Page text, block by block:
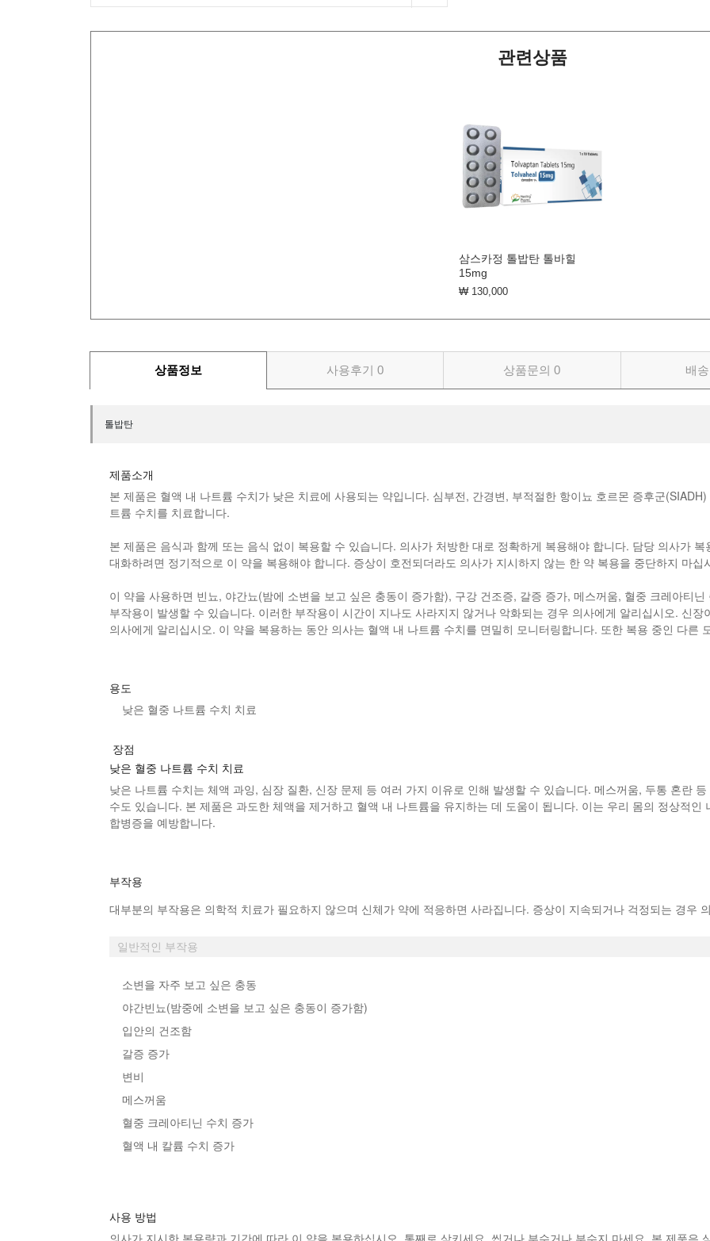
관련상품
삼스카정 톨밥탄 톨바힐
15mg
₩ 130,000
상품정보 사용후기0 상품문의0 배
톨밥탄
제품소개
본 제품은 혈액 내 나트륨 수치가 낮은 치료에 사용되는 약입니다. 심부전, 간경변, 부적절한 항이뇨 호르몬 증후군
트륨 수치를 치료합니다.
본 제품은 음식과 함께 또는 음식 없이 복용할 수 있습니다. 의사가 처방한 대로 정확하게 복용해야 합니다. 담당 의사가
대화하려면 정기적으로 이 약을 복용해야 합니다. 증상이 호전되더라도 의사가 지시하지 않는 한 약 복용을 중단하지 마십
이 약을 사용하면 빈뇨, 야간뇨(밤에 소변을 보고 싶은 충동이 증가함), 구강 건조증, 갈증 증가, 메스꺼움, 혈중 크레아티
부작용이 발생할 수 있습니다. 이러한 부작용이 시간이 지나도 사라지지 않거나 악화되는 경우 의사에게 알리십시오. 신
의사에게 알리십시오. 이 약을 복용하는 동안 의사는 혈액 내 나트륨 수치를 면밀히 모니터링합니다. 또한 복용 중인 다른
용도
낮은 혈중 나트륨 수치 치료
장점
낮은 혈중 나트륨 수치 치료
낮은 나트륨 수치는 체액 과잉, 심장 질환, 신장 문제 등 여러 가지 이유로 인해 발생할 수 있습니다. 메스꺼움, 두통 혼란
수도 있습니다. 본 제품은 과도한 체액을 제거하고 혈액 내 나트륨을 유지하는 데 도움이 됩니다. 이는 우리 몸의 정상적
합병증을 예방합니다.
부작용
대부분의 부작용은 의학적 치료가 필요하지 않으며 신체가 약에 적응하면 사라집니다. 증상이 지속되거나 걱정되는 경우
일반적인 부작용
소변을 자주 보고 싶은 충동
야간빈뇨(밤중에 소변을 보고 싶은 충동이 증가함)
입안의 건조함
갈증 증가
변비
메스꺼움
혈중 크레아티닌 수치 증가
혈액 내 칼륨 수치 증가
사용 방법